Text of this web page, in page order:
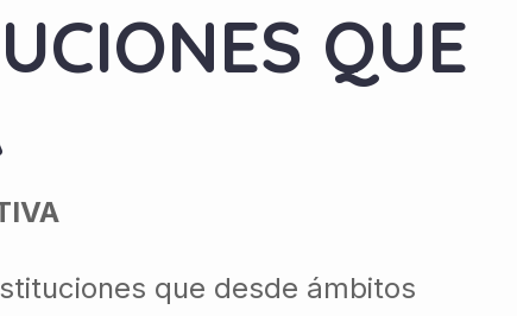
QUE
que desde ámbitos